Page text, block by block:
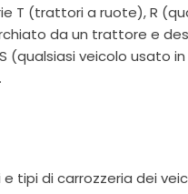
T (trattori a ruote), R
da un trattore e
veicolo usato
tipi di carrozzeria dei